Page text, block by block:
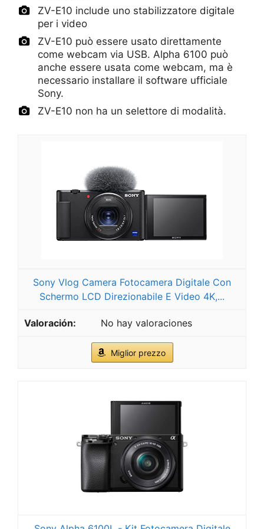
ZV-E10 include uno stabilizzatore digitale
per i video
ZV-E10 può essere usato direttamente
come webcam via USB. Alpha 6100 può
anche essere usata come webcam, ma è
necessario installare il software ufficiale
Sony.
ZV-E10 non ha un selettore di modalità.
Sony Vlog Camera Fotocamera Digitale Con
Schermo LCD Direzionabile E Video 4K,...
No hay valoraciones
Miglior prezzo